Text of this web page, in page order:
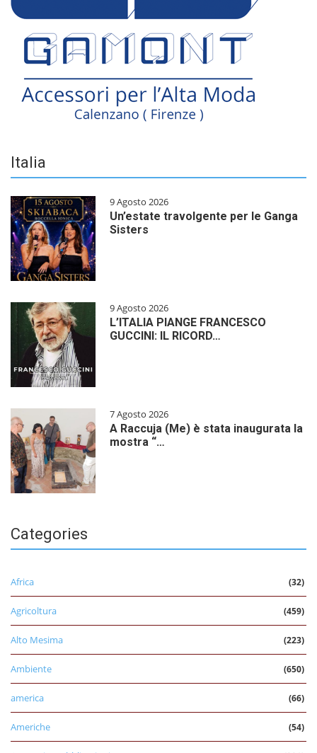
Italia
9 Agosto 2026
Un’estate travolgente per le Ganga
Sisters
9 Agosto 2026
L’ITALIA PIANGE FRANCESCO
GUCCINI: IL RICORD…
7 Agosto 2026
A Raccuja (Me) è stata inaugurata la
mostra “…
Categories
Africa (32)
Agricoltura (459)
Alto Mesima (223)
Ambiente (650)
america (66)
Americhe (54)